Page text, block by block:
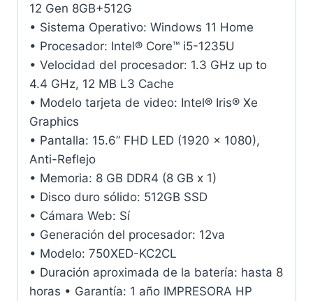
12 Gen 8GB+512G
• Sistema Operativo: Windows 11 Home
• Procesador: Intel® Core™ i5-1235U
• Velocidad del procesador: 1.3 GHz up to
4.4 GHz, 12 MB L3 Cache
• Modelo tarjeta de video: Intel® Iris® Xe
Graphics
• Pantalla: 15.6” FHD LED (1920 x 1080),
Anti-Reflejo
• Memoria: 8 GB DDR4 (8 GB x 1)
• Disco duro sólido: 512GB SSD
• Cámara Web: Sí
• Generación del procesador: 12va
• Modelo: 750XED-KC2CL
• Duración aproximada de la batería: hasta 8
horas • Garantía: 1 año IMPRESORA HP